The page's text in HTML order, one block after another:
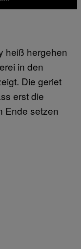
heiß hergehen
in den
Die geriet
erst die
Ende setzen